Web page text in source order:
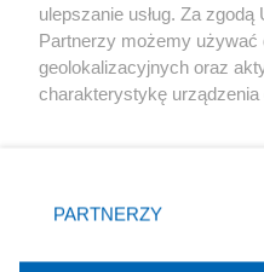
X Facebook
ulepszanie usług. Za
Partnerzy możemy używać
geolokalizacyjnych oraz
charakterystykę urządzenia
zmienić/wycofać klikając
znajdujący się w lewym
rodzaje przetwarzania
PARTNERZY